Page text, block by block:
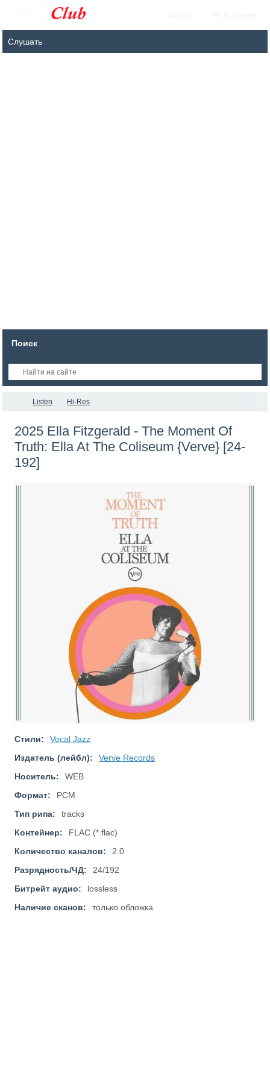
Поиск
Listen Hi-Res
2025 Ella Fitzgerald - The Moment Of
Truth: Ella At The Coliseum {Verve} [24-
192]
Стили:
Vocal Jazz
Издатель (лейбл):
Verve Records
Носитель:
WEB
Формат:
PCM
Тип рипа:
tracks
Контейнер:
FLAC (*.flac)
Количество каналов:
2.0
Разрядность/ЧД:
24/192
Битрейт аудио:
lossless
Наличие сканов:
только обложка